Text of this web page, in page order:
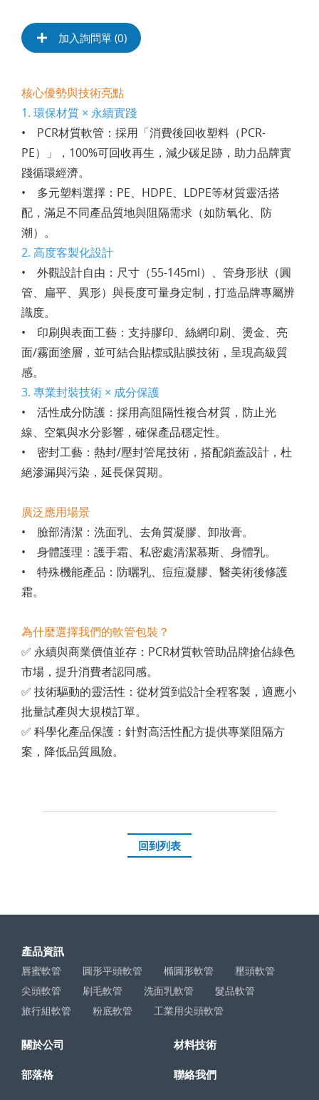
加入詢問單 (0)
核心優勢與技術亮點
1. 環保材質 × 永續實踐
• PCR材質軟管：採用「消費後回收塑料（PCR-
PE）」，100%可回收再生，減少碳足跡，助力品牌實
踐循環經濟。
• 多元塑料選擇：PE、HDPE、LDPE等材質靈活搭
配，滿足不同產品質地與阻隔需求（如防氧化、防
潮）。
2. 高度客製化設計
• 外觀設計自由：尺寸（55-145ml）、管身形狀（圓
管、扁平、異形）與長度可量身定制，打造品牌專屬辨
識度。
• 印刷與表面工藝：支持膠印、絲網印刷、燙金、亮
面/霧面塗層，並可結合貼標或貼膜技術，呈現高級質
感。
3. 專業封裝技術 × 成分保護
• 活性成分防護：採用高阻隔性複合材質，防止光
線、空氣與水分影響，確保產品穩定性。
• 密封工藝：熱封/壓封管尾技術，搭配鎖蓋設計，杜
絕滲漏與污染，延長保質期。
廣泛應用場景
• 臉部清潔：洗面乳、去角質凝膠、卸妝膏。
• 身體護理：護手霜、私密處清潔慕斯、身體乳。
• 特殊機能產品：防曬乳、痘痘凝膠、醫美術後修護
霜。
為什麼選擇我們的軟管包裝？
✅ 永續與商業價值並存：PCR材質軟管助品牌搶佔綠色
市場，提升消費者認同感。
✅ 技術驅動的靈活性：從材質到設計全程客製，適應小
批量試產與大規模訂單。
✅ 科學化產品保護：針對高活性配方提供專業阻隔方
案，降低品質風險。
回到列表
產品資訊
唇蜜軟管 圓形平頭軟管 橢圓形軟管
壓頭軟管
尖頭軟管
刷毛軟管 洗面乳軟管
髮品軟管
旅行組軟管
粉底軟管 工業用尖頭軟管
關於公司 材料技術
部落格 聯絡我們